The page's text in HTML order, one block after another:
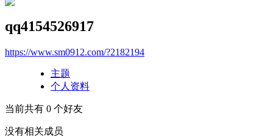
qq4154526917
https://www.sm0912.com/?2182194
主题
个人资料
当前共有 0 个好友
没有相关成员